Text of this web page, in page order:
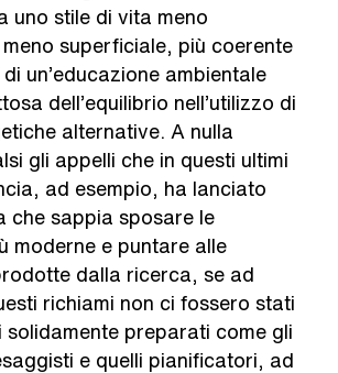
uno stile di vita meno
superficiale, più coerente
un’educazione ambientale
dell’equilibrio nell’utilizzo di
alternative. A nulla
gli appelli che in questi ultimi
ad esempio, ha lanciato
che sappia sposare le
moderne e puntare alle
dalla ricerca, se ad
richiami non ci fossero stati
solidamente preparati come gli
e quelli pianificatori, ad